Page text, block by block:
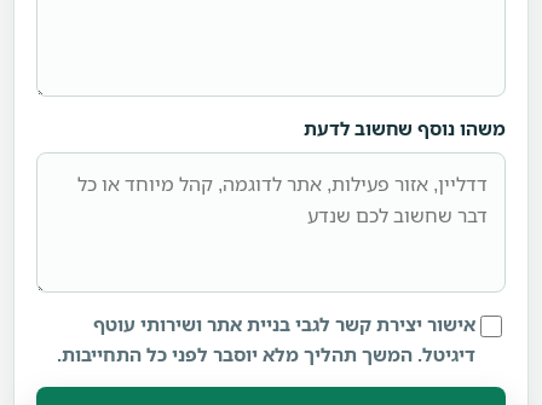
משהו נוסף שחשוב לדעת
אישור יצירת קשר לגבי בניית אתר ושירותי עוטף
דיגיטל. המשך תהליך מלא יוסבר לפני כל התחייבות.